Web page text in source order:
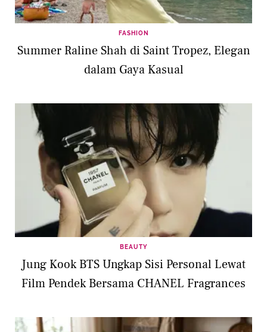
FASHION
Summer Raline Shah di Saint Tropez, Elegan
dalam Gaya Kasual
BEAUTY
Jung Kook BTS Ungkap Sisi Personal Lewat
Film Pendek Bersama CHANEL Fragrances